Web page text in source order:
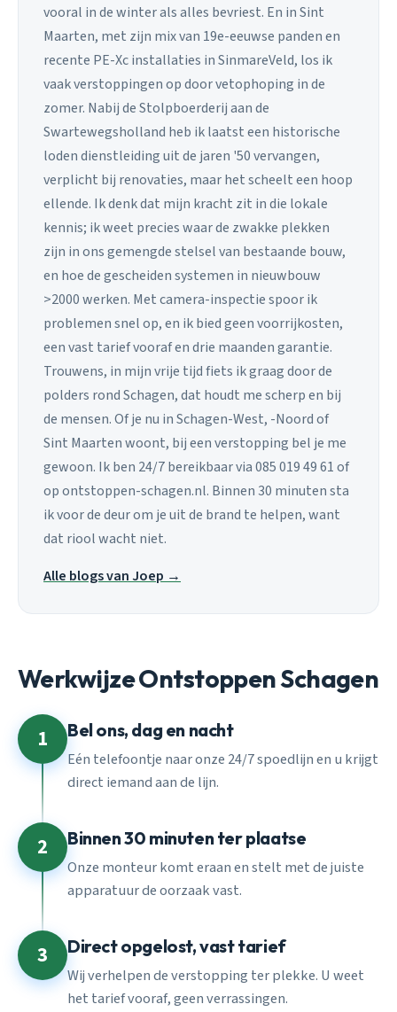
vooral in de winter als alles bevriest. En in Sint
Maarten, met zijn mix van 19e-eeuwse panden en
recente PE-Xc installaties in SinmareVeld, los ik
vaak verstoppingen op door vetophoping in de
zomer. Nabij de Stolpboerderij aan de
Swartewegsholland heb ik laatst een historische
loden dienstleiding uit de jaren '50 vervangen,
verplicht bij renovaties, maar het scheelt een hoop
ellende. Ik denk dat mijn kracht zit in die lokale
kennis; ik weet precies waar de zwakke plekken
zijn in ons gemengde stelsel van bestaande bouw,
en hoe de gescheiden systemen in nieuwbouw
>2000 werken. Met camera-inspectie spoor ik
problemen snel op, en ik bied geen voorrijkosten,
een vast tarief vooraf en drie maanden garantie.
Trouwens, in mijn vrije tijd fiets ik graag door de
polders rond Schagen, dat houdt me scherp en bij
de mensen. Of je nu in Schagen-West, -Noord of
Sint Maarten woont, bij een verstopping bel je me
gewoon. Ik ben 24/7 bereikbaar via 085 019 49 61 of
op ontstoppen-schagen.nl. Binnen 30 minuten sta
ik voor de deur om je uit de brand te helpen, want
dat riool wacht niet.
Alle blogs van Joep →
Werkwijze Ontstoppen Schagen
1 Bel ons, dag en nacht
Eén telefoontje naar onze 24/7 spoedlijn en u krijgt
direct iemand aan de lijn.
2 Binnen 30 minuten ter plaatse
Onze monteur komt eraan en stelt met de juiste
apparatuur de oorzaak vast.
3 Direct opgelost, vast tarief
Wij verhelpen de verstopping ter plekke. U weet
het tarief vooraf, geen verrassingen.